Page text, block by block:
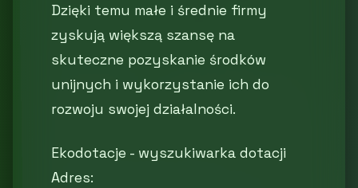
Dzięki temu małe i średnie firmy
zyskują większą szansę na
skuteczne pozyskanie środków
unijnych i wykorzystanie ich do
rozwoju swojej działalności.
Ekodotacje - wyszukiwarka dotacji
Adres: